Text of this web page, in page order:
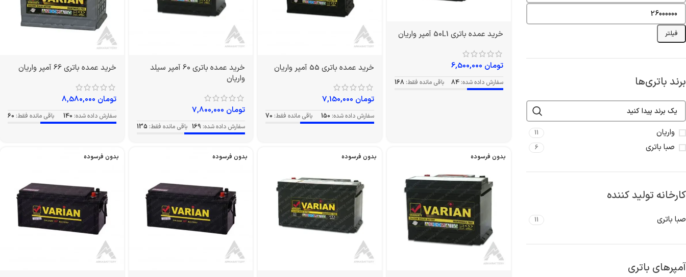
فیلتر
برند باتری‌ها
واریان 11
صبا باتری 6
کارخانه تولید کننده
صبا باتری 11
آمپرهای باتری
خرید عمده باتری 50L1 آمپر واریان
تومان
سفارش داده شده: 84 باقی مانده فقط: 168
خرید عمده باتری 55 آمپر واریان
تومان
سفارش داده شده: 150 باقی مانده فقط: 70
خرید عمده باتری 60 آمپر سیلد
واریان
تومان
سفارش داده شده: 169 باقی مانده فقط: 135
خرید عمده باتری 66 آمپر واریان
تومان
سفارش داده شده: 140 باقی مانده فقط: 60
بدون فرسوده بدون فرسوده بدون فرسوده بدون فرسوده